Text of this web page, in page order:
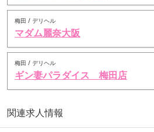
梅田 / デリヘル
マダム麗奈大阪
梅田 / デリヘル
ギン妻パラダイス 梅田店
関連求人情報